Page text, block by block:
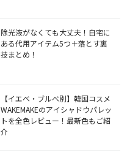
除光液がなくても大丈夫！自宅に
ある代用アイテム5つ＋落とす裏
技まとめ！
【イエベ・ブルベ別】韓国コスメ
WAKEMAKEのアイシャドウパレッ
トを全色レビュー！最新色もご紹
介